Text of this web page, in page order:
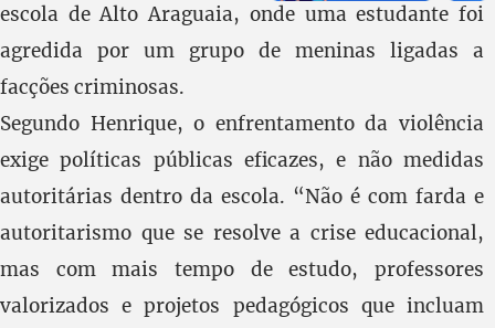
escola de Alto Araguaia, onde uma estudante foi
agredida por um grupo de meninas ligadas a
facções criminosas.
Segundo Henrique, o enfrentamento da violência
exige políticas públicas eficazes, e não medidas
autoritárias dentro da escola. “Não é com farda e
autoritarismo que se resolve a crise educacional,
mas com mais tempo de estudo, professores
valorizados e projetos pedagógicos que incluam